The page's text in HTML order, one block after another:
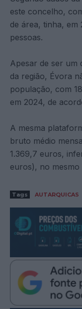
este concelho,
de área, tinha, em
pessoas.
Apesar de ser um
da região, Évora
população, com
em 2024, de
A mesma
bruto médio
1.369,7 euros,
euros), no mesmo
Tags AUTARQUICAS